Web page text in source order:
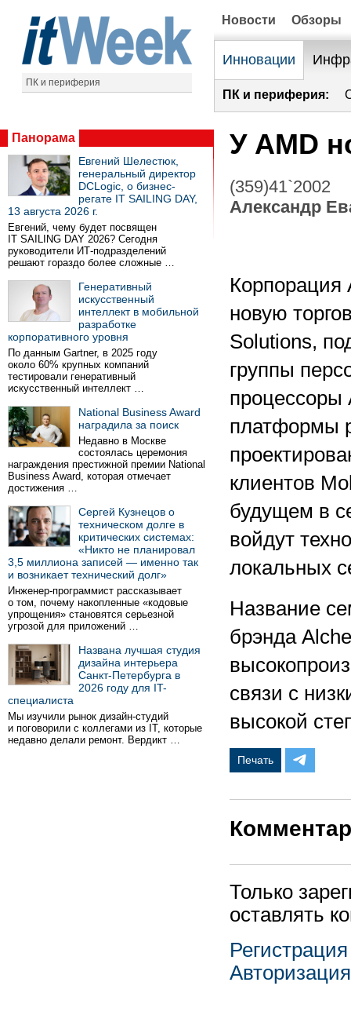
ПК и периферия
Новости Обзоры
Инновации
ПК и периферия:
Панорама
Евгений Шелестюк,
генеральный директор
DCLogic, о бизнес-
регате IT SAILING DAY,
13 августа 2026 г.
Евгений, чему будет посвящен
IT SAILING DAY 2026? Сегодня
руководители ИТ-подразделений
решают гораздо более сложные …
Генеративный
искусственный
интеллект в мобильной
разработке
корпоративного уровня
По данным Gartner, в 2025 году
около 60% крупных компаний
тестировали генеративный
искусственный интеллект …
National Business Award
наградила за поиск
Недавно в Москве
состоялась церемония
награждения престижной премии National
Business Award, которая отмечает
достижения …
Сергей Кузнецов о
техническом долге в
критических системах:
«Никто не планировал
3,5 миллиона записей — именно так
и возникает технический долг»
Инженер-программист рассказывает
о том, почему накопленные «кодовые
упрощения» становятся серьезной
угрозой для приложений …
Названа лучшая студия
дизайна интерьера
Санкт-Петербурга в
2026 году для IT-
специалиста
Мы изучили рынок дизайн-студий
и поговорили с коллегами из IT, которые
недавно делали ремонт. Вердикт …
У AMD
(359)41`2002
Александр
Корпорация
новую
Solutions,
группы
процессоры
платформы
клиентов
будущем в
войдут
локальных
Название
брэнда
связи с
высокой
Печать
Только
оставлять
Регистрация
Авторизация